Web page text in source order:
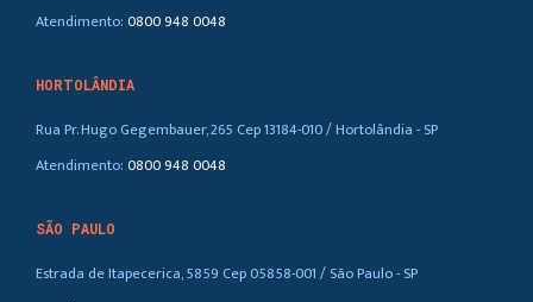
Atendimento:0800 948 0048
HORTOLÂNDIA
Rua Pr. Hugo Gegembauer, 265 Cep 13184-010 / Hortolândia - SP
Atendimento:0800 948 0048
SÃO PAULO
Estrada de Itapecerica, 5859 Cep 05858-001 / São Paulo - SP